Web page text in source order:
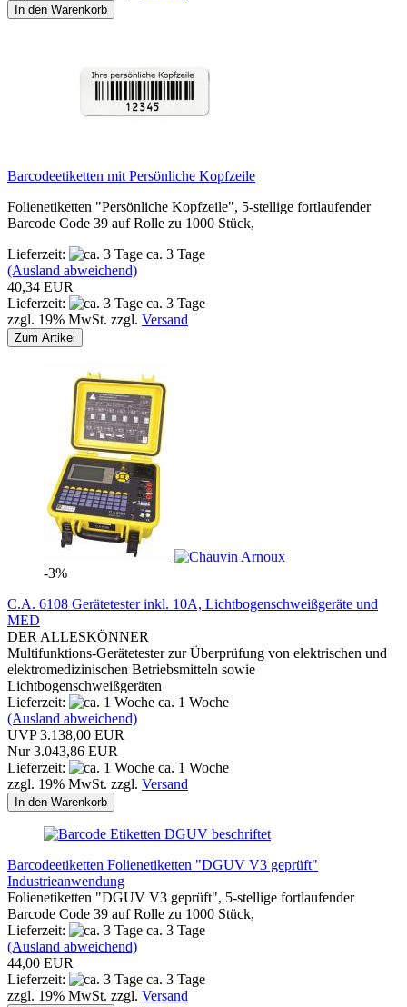
In den Warenkorb
Barcodeetiketten mit Persönliche Kopfzeile
Folienetiketten "Persönliche Kopfzeile", 5-stellige fortlaufender
Barcode Code 39 auf Rolle zu 1000 Stück,
Lieferzeit:
ca. 3 Tage
(Ausland abweichend)
40,34 EUR
Lieferzeit:
ca. 3 Tage
zzgl. 19% MwSt. zzgl. Versand
Zum Artikel
-3%
C.A. 6108 Gerätetester inkl. 10A, Lichtbogenschweißgeräte und
MED
DER ALLESKÖNNER
Multifunktions-Gerätetester zur Überprüfung von elektrischen und
elektromedizinischen Betriebsmitteln sowie
Lichtbogenschweißgeräten
Lieferzeit:
ca. 1 Woche
(Ausland abweichend)
UVP 3.138,00 EUR
Nur 3.043,86 EUR
Lieferzeit:
ca. 1 Woche
zzgl. 19% MwSt. zzgl. Versand
In den Warenkorb
Barcodeetiketten Folienetiketten "DGUV V3 geprüft"
Industrieanwendung
Folienetiketten "DGUV V3 geprüft", 5-stellige fortlaufender
Barcode Code 39 auf Rolle zu 1000 Stück,
Lieferzeit:
ca. 3 Tage
(Ausland abweichend)
44,00 EUR
Lieferzeit:
ca. 3 Tage
zzgl. 19% MwSt. zzgl. Versand